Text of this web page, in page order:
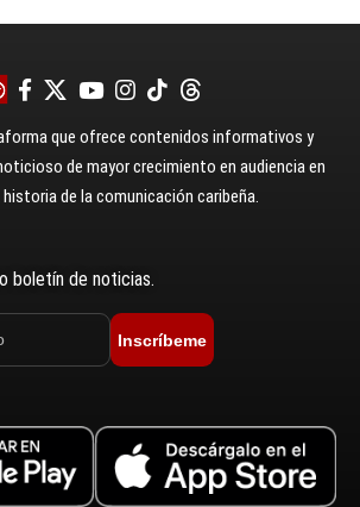
que ofrece contenidos informativos y
de mayor crecimiento en audiencia en
de la comunicación caribeña.
boletín de noticias.
Inscríbeme